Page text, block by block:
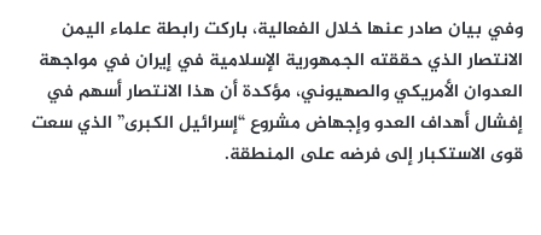
وفي بيان صادر عنها خلال الفعالية، باركت رابطة علماء اليمن
الانتصار الذي حققته الجمهورية الإسلامية في إيران في مواجهة
العدوان الأمريكي والصهيوني، مؤكدة أن هذا الانتصار أسهم في
إفشال أهداف العدو وإجهاض مشروع “إسرائيل الكبرى” الذي سعت
قوى الاستكبار إلى فرضه على المنطقة.